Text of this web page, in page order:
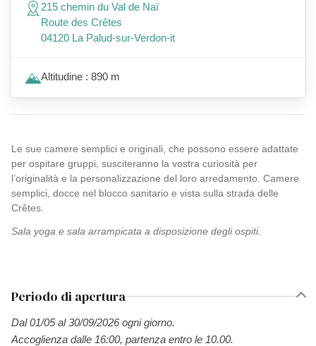
Le sue camere semplici e originali, che possono essere adattate
per ospitare gruppi, susciteranno la vostra curiosità per
l’originalità e la personalizzazione del loro arredamento. Camere
semplici, docce nel blocco sanitario e vista sulla strada delle
Crêtes.
Sala yoga e sala arrampicata a disposizione degli ospiti.
Periodo di apertura
Dal 01/05 al 30/09/2026 ogni giorno.
Accoglienza dalle 16:00, partenza entro le 10.00.
215 chemin du Val de Naï
Route des Crêtes
04120 La Palud-sur-Verdon-it
Altitudine : 890 m